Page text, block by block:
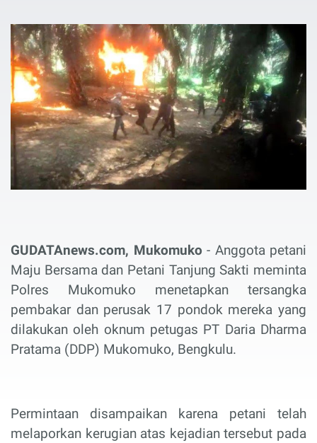
GUDATAnews.com, Mukomuko - Anggota petani
Maju Bersama dan Petani Tanjung Sakti meminta
Polres Mukomuko menetapkan tersangka
pembakar dan perusak 17 pondok mereka yang
dilakukan oleh oknum petugas PT Daria Dharma
Pratama (DDP) Mukomuko, Bengkulu.
Permintaan disampaikan karena petani telah
melaporkan kerugian atas kejadian tersebut pada